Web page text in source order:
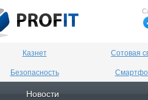
Казнет Сотовая
Безопасность
Новости